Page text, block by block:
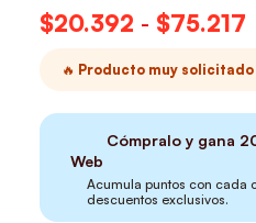
$20.392 - $75.217
🔥 Producto muy
Cómpralo y gana
Web
Acumula puntos con cada
descuentos exclusivos.